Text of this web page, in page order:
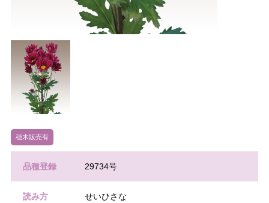
穂木販売有
品種登録 29734号
読み方 せいひさな